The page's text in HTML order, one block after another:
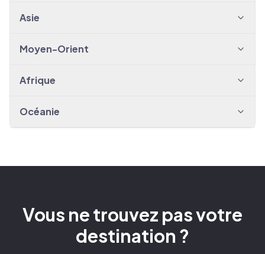
Asie
Moyen-Orient
Afrique
Océanie
Vous ne trouvez pas votre
destination ?